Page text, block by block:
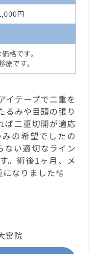
円
格です。
です。
イテープで二重を
るみや目頭の張り
ば二重切開が適応
の希望でしたの
ない適切なライン
。術後1ヶ月、メ
なりました🫧
宮院